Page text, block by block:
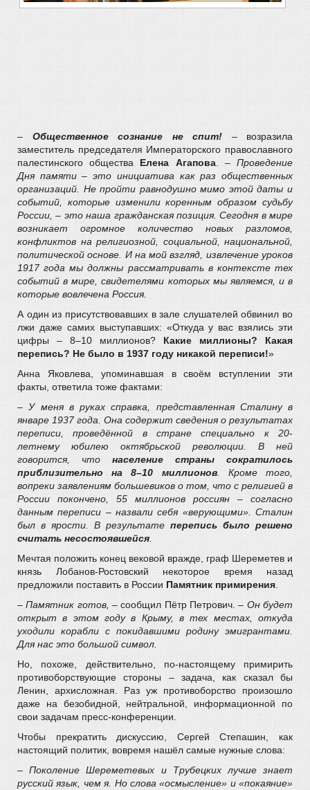
– Общественное сознание не спит!
– возразила
заместитель председателя Императорского православного
палестинского общества Елена Агапова. –Проведение
Дня памяти – это инициатива как раз общественных
организаций. Не пройти равнодушно мимо этой даты и
событий, которые изменили коренным образом судьбу
России, – это наша гражданская позиция. Сегодня в мире
возникает огромное количество новых разломов,
конфликтов на религиозной, социальной, национальной,
политической основе. И на мой взгляд, извлечение уроков
1917 года мы должны рассматривать в контексте тех
событий в мире, свидетелями которых мы являемся, и в
которые вовлечена Россия.
А один из присутствовавших в зале слушателей обвинил во
лжи даже самих выступавших: «Откуда у вас взялись эти
цифры – 8–10 миллионов? Какие миллионы? Какая
перепись? Не было в 1937 году никакой переписи!»
Анна Яковлева, упоминавшая в своём вступлении эти
факты, ответила тоже фактами:
– У меня в руках справка, представленная Сталину в
январе 1937 года. Она содержит сведения о результатах
переписи, проведённой в стране специально к 20-
летнему юбилею октябрьской революции. В ней
говорится, что население страны сократилось
приблизительно на 8–10 миллионов. Кроме того,
вопреки заявлениям большевиков о том, что с религией в
России покончено, 55 миллионов россиян – согласно
данным переписи – назвали себя «верующими». Сталин
был в ярости. В результате перепись было решено
считать несостоявшейся.
Мечтая положить конец вековой вражде, граф Шереметев и
князь Лобанов-Ростовский некоторое время назад
предложили поставить в России Памятник примирения.
– Памятник готов, – сообщил Пётр Петрович. – Он будет
открыт в этом году в Крыму, в тех местах, откуда
уходили корабли с покидавшими родину эмигрантами.
Для нас это большой символ.
Но, похоже, действительно, по-настоящему примирить
противоборствующие стороны – задача, как сказал бы
Ленин, архисложная. Раз уж противоборство произошло
даже на безобидной, нейтральной, информационной по
свои задачам пресс-конференции.
Чтобы прекратить дискуссию, Сергей Степашин, как
настоящий политик, вовремя нашёл самые нужные слова:
– Поколение Шереметевых и Трубецких лучше знает
русский язык, чем я. Но слова «осмысление» и «покаяние»